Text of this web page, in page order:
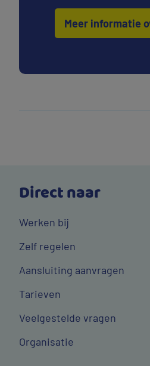
Meer informatie
Direct naar
Werken bij
Zelf regelen
Aansluiting aanvragen
Tarieven
Veelgestelde vragen
Organisatie